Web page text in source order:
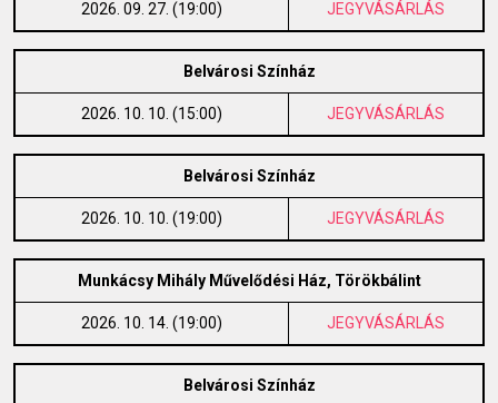
2026. 09. 27. (19:00) JEGYVÁSÁRLÁS
Belvárosi Színház
2026. 10. 10. (15:00) JEGYVÁSÁRLÁS
Belvárosi Színház
2026. 10. 10. (19:00) JEGYVÁSÁRLÁS
Munkácsy Mihály Művelődési Ház, Törökbálint
2026. 10. 14. (19:00) JEGYVÁSÁRLÁS
Belvárosi Színház